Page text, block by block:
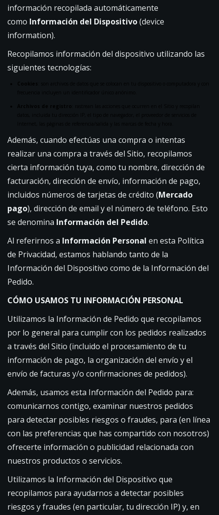
información recopilada automáticamente
como Información del Dispositivo(device
information).
Recopilamos información del dispositivo utilizando las
siguientes tecnologías:
Además, cuando efectúas una compra o intentas
realizar una compra a través del Sitio, recopilamos
cierta información tuya, como tu nombre, dirección de
facturación, dirección de envío, información de pago,
incluidos números de tarjetas de crédito (Mercado
pago), dirección de email y el número de teléfono. Esto
se denomina Información del Pedido.
Al referirnos a Información Personal en esta Política
de Privacidad, estamos hablando tanto de la
Información del Dispositivo como de la Información del
Pedido.
CÓMO USAMOS TU INFORMACIÓN PERSONAL
Utilizamos la Información de Pedido que recopilamos
por lo general para cumplir con los pedidos realizados
a través del Sitio (incluido el procesamiento de tu
información de pago, la organización del envío y el
envío de facturas y/o confirmaciones de pedidos).
Además, usamos esta Información del Pedido para:
comunicarnos contigo, examinar nuestros pedidos
para detectar posibles riesgos o fraudes, para (en línea
con las preferencias que has compartido con nosotros)
ofrecerte información o publicidad relacionada con
nuestros productos o servicios.
Utilizamos la Información del Dispositivo que
recopilamos para ayudarnos a detectar posibles
riesgos y fraudes (en particular, tu dirección IP) y, en